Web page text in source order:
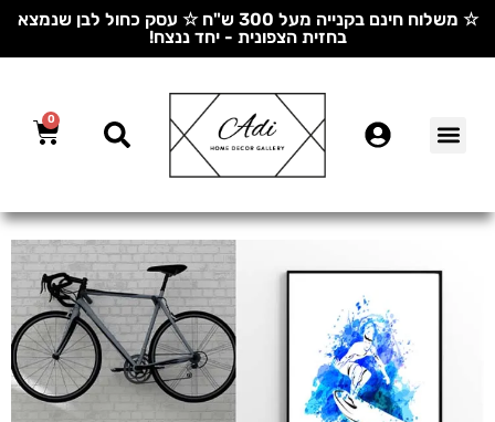
☆ משלוח חינם בקנייה מעל 300 ש"ח ☆ עסק כחול לבן שנמצא
בחזית הצפונית - יחד ננצח!
0